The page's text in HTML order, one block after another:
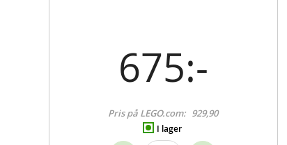
675:-
Pris på LEGO.com: 929,90
I lager